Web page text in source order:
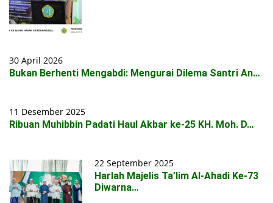
30 April 2026
Bukan Berhenti Mengabdi: Mengurai Dilema Santri An…
11 Desember 2025
Ribuan Muhibbin Padati Haul Akbar ke-25 KH. Moh. D…
22 September 2025
Harlah Majelis Ta’lim Al-Ahadi Ke-73
Diwarna…